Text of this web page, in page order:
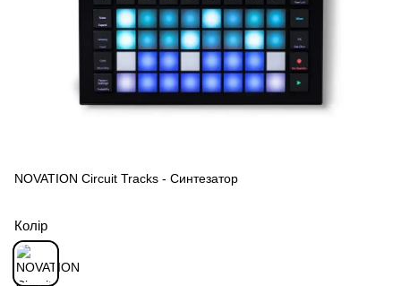
NOVATION Circuit Tracks - Синтезатор
Колір